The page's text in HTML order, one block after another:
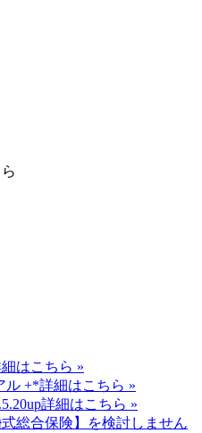
はこちら »
ル +*詳細はこちら »
詳細はこちら »
総合保険】を検討しません